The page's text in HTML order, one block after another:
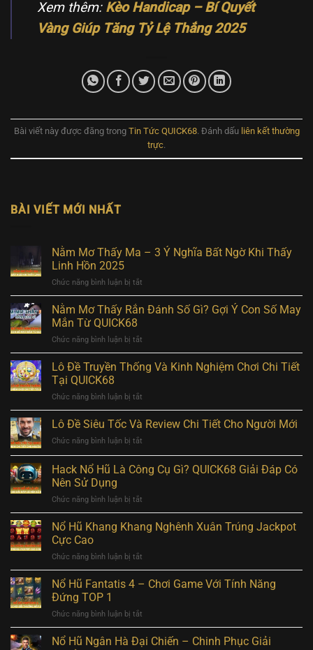
Xem thêm: Kèo Handicap – Bí Quyết
Vàng Giúp Tăng Tỷ Lệ Thắng 2025
Bài viết này được đăng trong Tin Tức QUICK68. Đánh dấu liên kết thường
trực.
BÀI VIẾT MỚI NHẤT
Nằm Mơ Thấy Ma – 3 Ý Nghĩa Bất Ngờ Khi Thấy
Linh Hồn 2025
Chức năng bình luận bị tắt
Nằm
Mơ
3
Ý
Khi
Thấy
Nằm Mơ Thấy Rắn Đánh Số Gì? Gợi Ý Con Số May
Mắn Từ QUICK68
Chức năng bình luận bị tắt
Nằm
Mơ
Thấy
Số
Gì?
Con
Số
Lô Đề Truyền Thống Và Kinh Nghiệm Chơi Chi Tiết
Tại QUICK68
Chức năng bình luận bị tắt
Lô
Đề
Và
Kinh
Tiết
Tại
Lô Đề Siêu Tốc Và Review Chi Tiết Cho Người Mới
Chức năng bình luận bị tắt
Siêu
Review
Chi
Tiết
Mới
Hack Nổ Hũ Là Công Cụ Gì? QUICK68 Giải Đáp Có
Nên Sử Dụng
Chức năng bình luận bị tắt
Hack
Nổ
Hũ
Cụ
Gì?
Có
Nên
Nổ Hũ Khang Khang Nghênh Xuân Trúng Jackpot
Cực Cao
Chức năng bình luận bị tắt
Nổ
Hũ
Xuân
Trúng
Nổ Hũ Fantatis 4 – Chơi Game Với Tính Năng
Đứng TOP 1
Chức năng bình luận bị tắt
Nổ
Hũ
Nổ Hũ Ngân Hà Đại Chiến – Chinh Phục Giải